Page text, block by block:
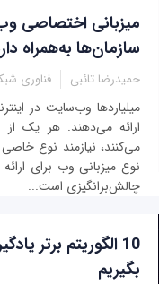
میزبانی اختصاصی
سازمان‌ها به‌همراه
حمیدرضا تائبی فناوری
میلیاردها وب‌سایت در
ارائه می‌دهند. هر یک
نوع میزبانی وب برای
چالش‌برانگیزی است...
10 الگوریتم برتر
بگیریم